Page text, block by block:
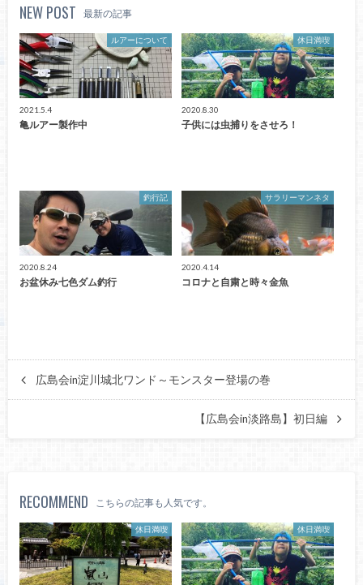
NEW POST 最新の記事
ルアーについて
2021.5.4
亀ルアー製作中
休日満喫
2020.8.30
子供には虫捕りをさせろ！
釣行記
2020.8.24
お盆休み七色ダム釣行
サラリーマンネタ
2020.4.14
コロナと自粛と時々金魚
広島会in淀川城北ワンド～モンスター登場の巻
【広島会in淡路島】初日編
RECOMMEND こちらの記事も人気です。
休日満喫 休日満喫